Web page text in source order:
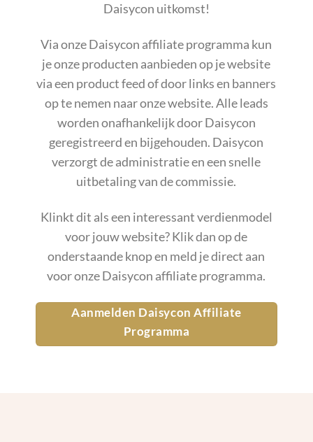
Daisycon uitkomst!
Via onze Daisycon affiliate programma kun
je onze producten aanbieden op je website
via een product feed of door links en banners
op te nemen naar onze website. Alle leads
worden onafhankelijk door Daisycon
geregistreerd en bijgehouden. Daisycon
verzorgt de administratie en een snelle
uitbetaling van de commissie.
Klinkt dit als een interessant verdienmodel
voor jouw website? Klik dan op de
onderstaande knop en meld je direct aan
voor onze Daisycon affiliate programma.
Aanmelden Daisycon Affiliate
Programma